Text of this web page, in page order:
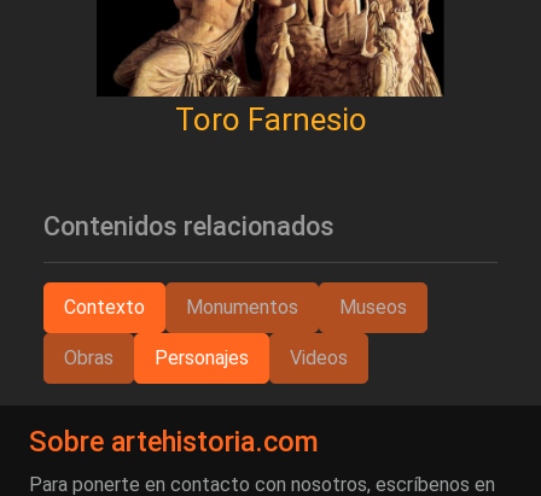
Toro Farnesio
Contenidos relacionados
Contexto Monumentos Museos
Obras Personajes Videos
Sobre artehistoria.com
Para ponerte en contacto con nosotros, escríbenos en